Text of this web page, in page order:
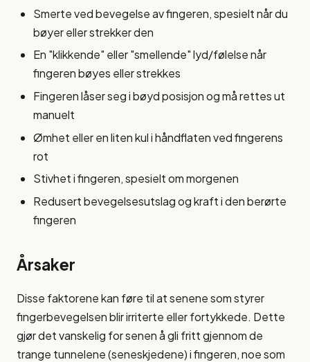
Smerte ved bevegelse av fingeren, spesielt når du
bøyer eller strekker den
En "klikkende" eller "smellende" lyd/følelse når
fingeren bøyes eller strekkes
Fingeren låser seg i bøyd posisjon og må rettes ut
manuelt
Ømhet eller en liten kul i håndflaten ved fingerens
rot
Stivhet i fingeren, spesielt om morgenen
Redusert bevegelsesutslag og kraft i den berørte
fingeren
Årsaker
Disse faktorene kan føre til at senene som styrer
fingerbevegelsen blir irriterte eller fortykkede. Dette
gjør det vanskelig for senen å gli fritt gjennom de
trange tunnelene (seneskjedene) i fingeren, noe som